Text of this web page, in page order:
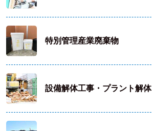
特別管理産業廃棄物
設備解体工事・プラント解体